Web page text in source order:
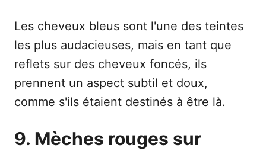
Les cheveux bleus sont l'une des teintes
les plus audacieuses, mais en tant que
reflets sur des cheveux foncés, ils
prennent un aspect subtil et doux,
comme s'ils étaient destinés à être là.
9. Mèches rouges sur